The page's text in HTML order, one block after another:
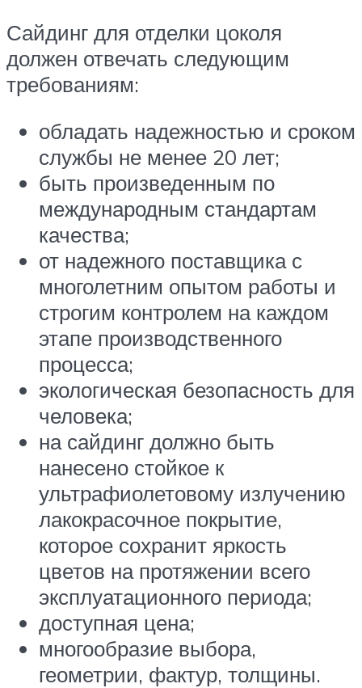
Сайдинг для отделки цоколя
должен отвечать следующим
требованиям:
обладать надежностью и сроком
службы не менее 20 лет;
быть произведенным по
международным стандартам
качества;
от надежного поставщика с
многолетним опытом работы и
строгим контролем на каждом
этапе производственного
процесса;
экологическая безопасность для
человека;
на сайдинг должно быть
нанесено стойкое к
ультрафиолетовому излучению
лакокрасочное покрытие,
которое сохранит яркость
цветов на протяжении всего
эксплуатационного периода;
доступная цена;
многообразие выбора,
геометрии, фактур, толщины.